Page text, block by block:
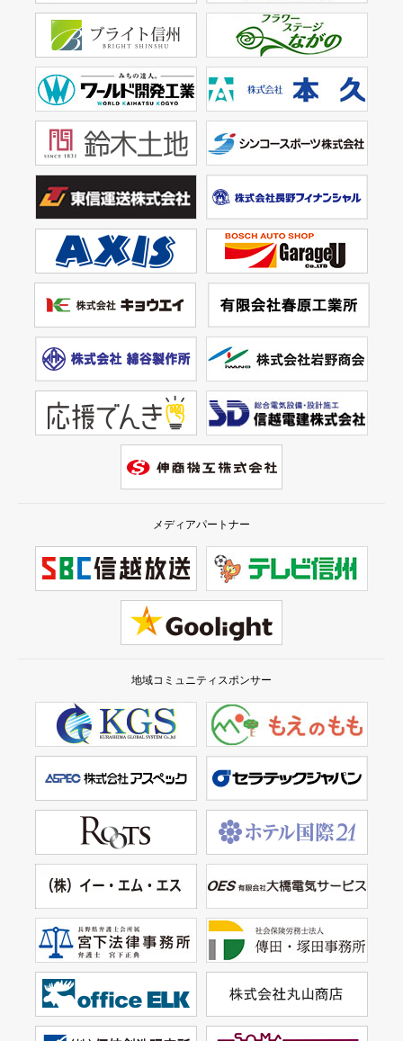
メディアパートナー
地域コミュニティスポンサー